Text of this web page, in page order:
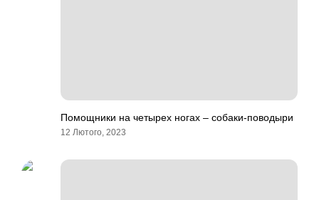
Помощники на четырех ногах – собаки-поводыри
12 Лютого, 2023